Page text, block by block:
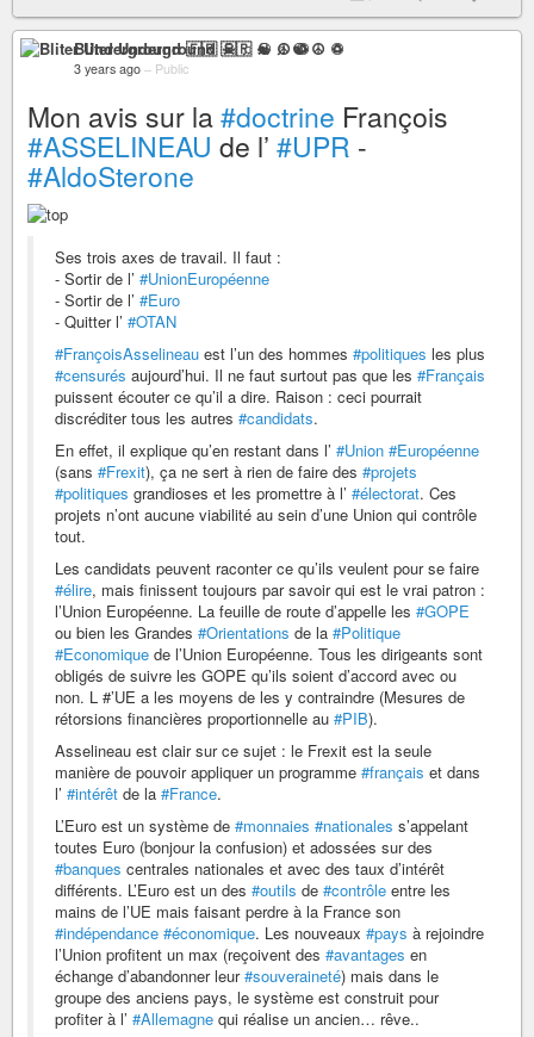
Bliter Underground 🇫🇷 ☠ ♫ ☯ ☮ ♽
3 years ago – Public
Mon avis sur la#doctrine François
#ASSELINEAU de l’ #UPR -
#AldoSterone
Ses trois axes de travail. Il faut :
- Sortir de l’ #UnionEuropéenne
- Sortir de l’ #Euro
- Quitter l’ #OTAN
#FrançoisAsselineau est l’un des hommes #politiques les plus
#censurés aujourd’hui. Il ne faut surtout pas que les #Français
puissent écouter ce qu’il a dire. Raison : ceci pourrait
discréditer tous les autres #candidats.
En effet, il explique qu’en restant dans l’ #Union #Européenne
(sans #Frexit), ça ne sert à rien de faire des #projets
#politiques grandioses et les promettre à l’ #électorat. Ces
projets n’ont aucune viabilité au sein d’une Union qui contrôle
tout.
Les candidats peuvent raconter ce qu’ils veulent pour se faire
#élire, mais finissent toujours par savoir qui est le vrai patron :
l’Union Européenne. La feuille de route d’appelle les #GOPE
ou bien les Grandes #Orientations de la #Politique
#Economique de l’Union Européenne. Tous les dirigeants sont
obligés de suivre les GOPE qu’ils soient d’accord avec ou
non. L #’UE a les moyens de les y contraindre (Mesures de
rétorsions financières proportionnelle au #PIB).
Asselineau est clair sur ce sujet : le Frexit est la seule
manière de pouvoir appliquer un programme #français et dans
l’ #intérêt de la #France.
L’Euro est un système de #monnaies #nationales s’appelant
toutes Euro (bonjour la confusion) et adossées sur des
#banques centrales nationales et avec des taux d’intérêt
différents. L’Euro est un des #outils de #contrôle entre les
mains de l’UE mais faisant perdre à la France son
#indépendance #économique. Les nouveaux #pays à rejoindre
l’Union profitent un max (reçoivent des #avantages en
échange d’abandonner leur#souveraineté) mais dans le
groupe des anciens pays, le système est construit pour
profiter à l’ #Allemagne qui réalise un ancien… rêve..